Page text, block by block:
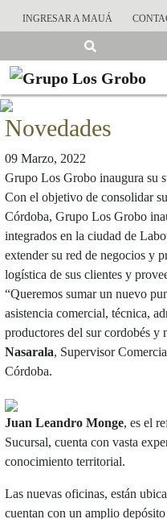
INGRESAR A MAUÁ
Novedades
09 Marzo, 2022
Grupo Los Grobo inaugura su
Con el objetivo de consolidar
Córdoba, Grupo Los Grobo
integrados en la ciudad de
extender su red de negocios y
logística de sus clientes y
“Queremos sumar un nuevo
asistencia comercial, técnica,
productores del sur cordobés y
Nasarala, Supervisor
Córdoba.
Juan Leandro Monge, es el
Sucursal, cuenta con vasta
conocimiento territorial.
Las nuevas oficinas, están
cuentan con un amplio